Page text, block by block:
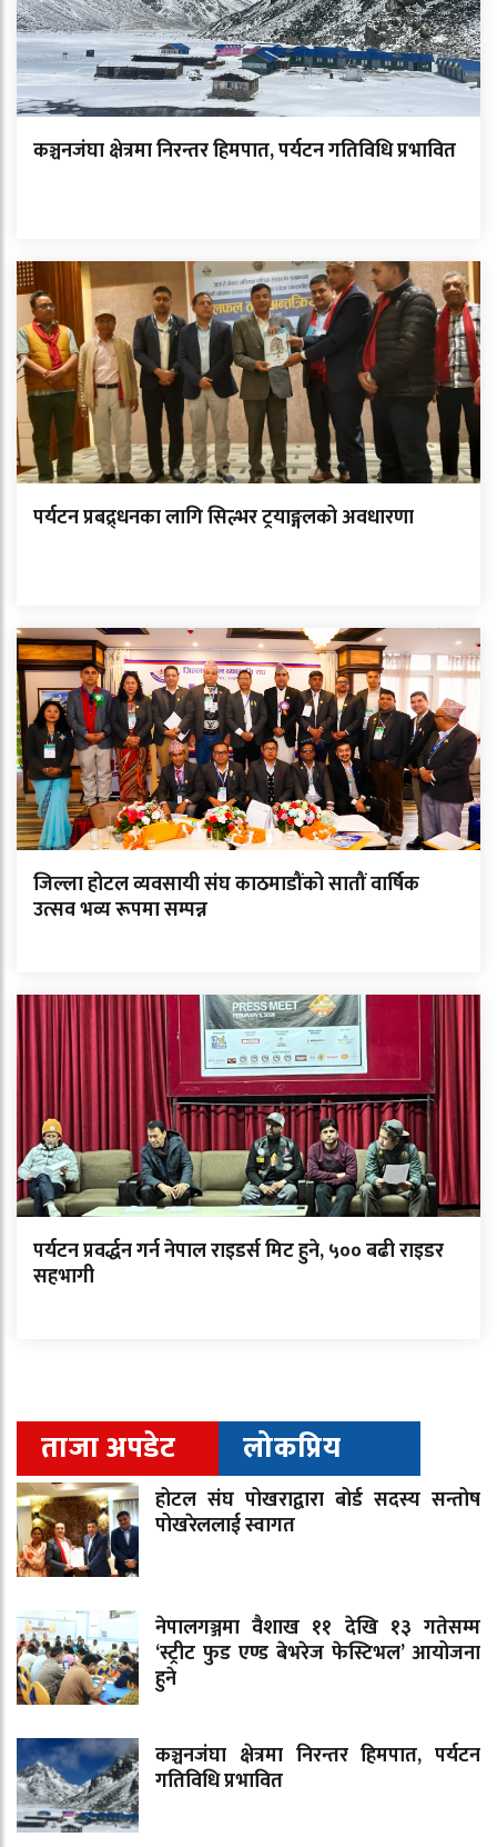
कञ्चनजंघा क्षेत्रमा निरन्तर हिमपात, पर्यटन गतिविधि प्रभावित
पर्यटन प्रबद्र्धनका लागि सिल्भर ट्रयाङ्गलको अवधारणा
जिल्ला होटल व्यवसायी संघ काठमाडौंको सातौं वार्षिक
उत्सव भव्य रूपमा सम्पन्न
पर्यटन प्रवर्द्धन गर्न नेपाल राइडर्स मिट हुने, ५०० बढी राइडर
सहभागी
ताजा अपडेट लोकप्रिय
होटल संघ पोखराद्वारा बोर्ड सदस्य सन्तोष
पोखरेललाई स्वागत
नेपालगञ्जमा वैशाख ११ देखि १३ गतेसम्म
‘स्ट्रीट फुड एण्ड बेभरेज फेस्टिभल’ आयोजना
हुने
कञ्चनजंघा क्षेत्रमा निरन्तर हिमपात, पर्यटन
गतिविधि प्रभावित